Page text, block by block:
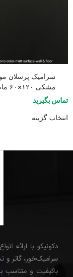
سرامیک پرسلان
مشکی ۱۲۰×۶۰ مات
تماس بگیرید
انتخاب گزینه
دکونیکو با ارائه
سرامیک‌خور، گاتر و
باکیفیت و متناسب